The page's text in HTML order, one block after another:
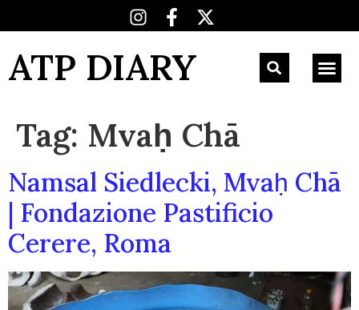
ATP DIARY
Tag: Mvaḥ Chā
Namsal Siedlecki, Mvaḥ Chā
| Fondazione Pastificio
Cerere, Roma